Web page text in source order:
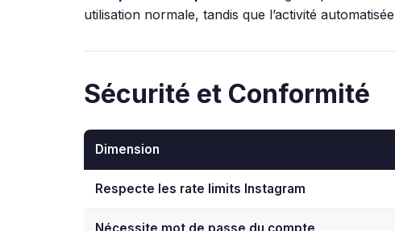
utilisation normale, tandis que l’activité
Sécurité et Conformité
Dimension
Respecte les rate limits Instagram